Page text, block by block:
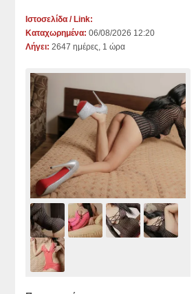
Ιστοσελίδα / Link:
Καταχωρημένα: 06/08/2026 12:20
Λήγει: 2647 ημέρες, 1 ώρα